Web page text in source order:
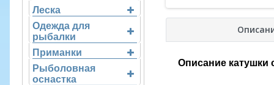
Леска
Одежда для
рыбалки
Приманки
Рыболовная
оснастка
Описание катушки